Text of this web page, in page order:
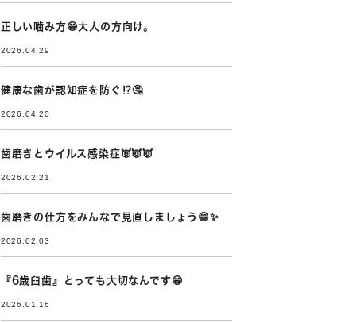
正しい噛み方😁大人の方向け。
2026.04.29
健康な歯が認知症を防ぐ⁉🤔
2026.04.20
歯磨きとウイルス感染症👿👿👿
2026.02.21
歯磨きの仕方をみんなで見直しましょう😁✨
2026.02.03
『6歳臼歯』とっても大切なんです😁
2026.01.16